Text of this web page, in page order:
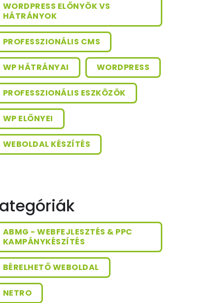
WORDPRESS ELŐNYÖK VS
HÁTRÁNYOK
PROFESSZIONÁLIS CMS
WP HÁTRÁNYAI WORDPRESS
PROFESSZIONÁLIS ESZKÖZÖK
WP ELŐNYEI
WEBOLDAL KÉSZÍTÉS
ABMG - WEBFEJLESZTÉS & PPC
KAMPÁNYKÉSZÍTÉS
BÉRELHETŐ WEBOLDAL
NETRO